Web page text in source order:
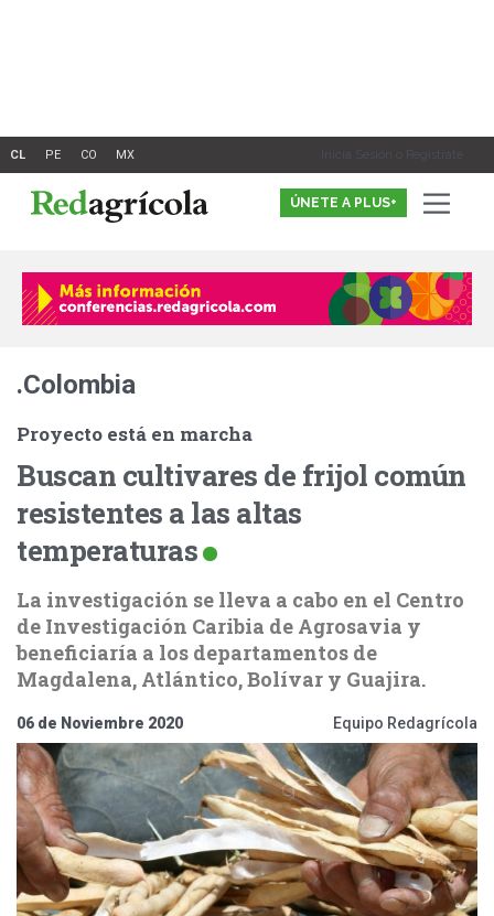
Inicia Sesión o Registrate
ÚNETE A PLUS+
.Colombia
Proyecto está en marcha
Buscan cultivares de frijol común
resistentes a las altas
temperaturas
La investigación se lleva a cabo en el Centro
de Investigación Caribia de Agrosavia y
beneficiaría a los departamentos de
Magdalena, Atlántico, Bolívar y Guajira.
06 de Noviembre 2020 Equipo Redagrícola